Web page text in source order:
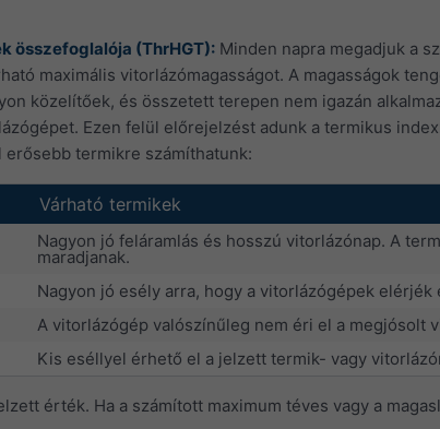
összefoglalója (ThrHGT): Minden napra megadjuk a
maximális vitorlázómagasságot. A magasságok
közelítőek, és összetett terepen nem igazán
Ezen felül előrejelzést adunk a termikus
erősebb termikre számíthatunk:
Várható termikek
Nagyon jó feláramlás és hosszú vitorlázónap. A
maradjanak.
Nagyon jó esély arra, hogy a vitorlázógépek
A vitorlázógép valószínűleg nem éri el a megjósolt
Kis eséllyel érhető el a jelzett termik- vagy
érték. Ha a számított maximum téves vagy a